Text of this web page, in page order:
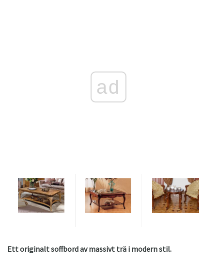
ad
Ett originalt soffbord av massivt trä i modern stil.